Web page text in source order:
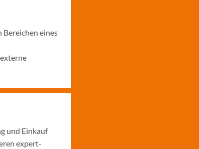
eines
und Einkauf
expert-